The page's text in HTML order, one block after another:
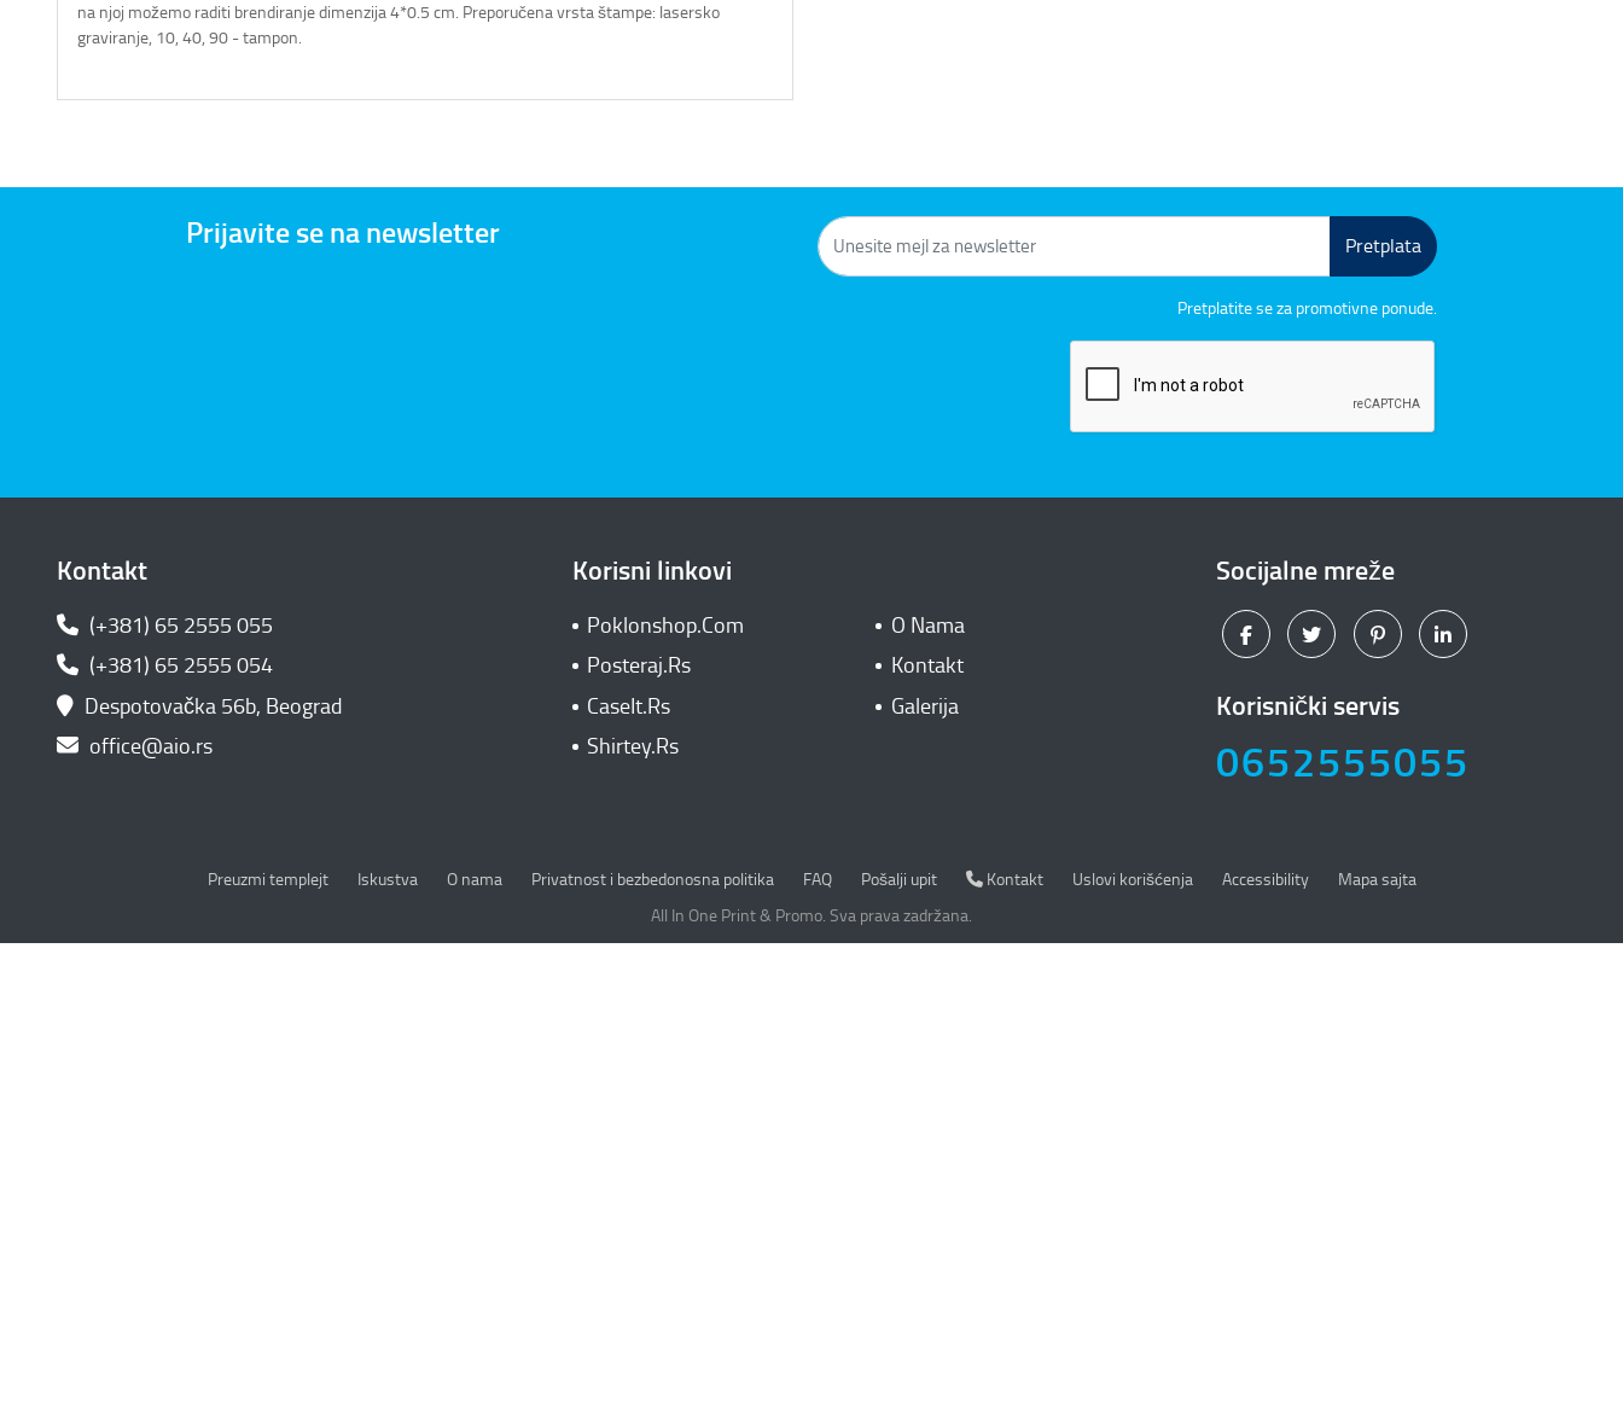
na njoj možemo raditi brendiranje dimenzija 4*0.5 cm. Preporučena vrsta štampe: lasersko
graviranje, 10, 40, 90 - tampon.
Prijavite se na newsletter Pretplata
Pretplatite se za promotivne ponude.
Kontakt
(+381) 65 2555 055
(+381) 65 2555 054
Despotovačka 56b, Beograd
office@aio.rs
Korisni linkovi
Poklonshop.Com
O Nama
Posteraj.Rs
Kontakt
CaseIt.Rs
Galerija
Shirtey.Rs
Socijalne mreže
Korisnički servis
0652555055
Preuzmi templejt Iskustva O nama Privatnost i bezbedonosna politika
Privatnost i bezbedonosna politika FAQ Pošalji upit Kontakt
Kontakt Uslovi korišćenja Accessibility
Mapa sajta
All In One Print & Promo. Sva prava zadržana.